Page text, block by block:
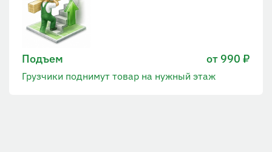
Подъем от 990 ₽
Грузчики поднимут товар на нужный этаж